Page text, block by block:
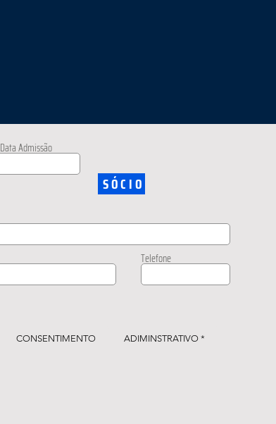
Data Admissão
SÓCIO
Telefone
CONSENTIMENTO ADIMINSTRATIVO *